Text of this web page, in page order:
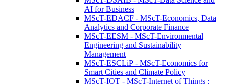
AI for Business
MScT-EDACF - MScT-Economics, Data
Analytics and Corporate Finance
MScT-EESM - MScT-Environmental
Engineering and Sustainability
Management
MScT-ESCLiP - MScT-Economics for
Smart Cities and Climate Policy
MScT-IOT - MScT-Internet of Things :